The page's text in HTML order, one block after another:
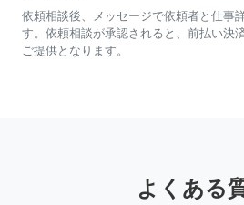
依頼相談後、メッセージで依頼者と仕事
す。依頼相談が承認されると、前払い決
ご提供となります。
よくある